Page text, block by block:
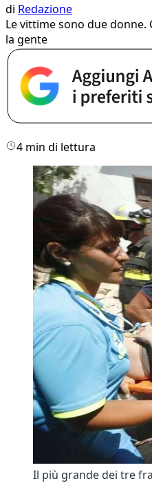
di Redazione
Le vittime sono due donne.
la gente
4 min di lettura
Il più grande dei tre